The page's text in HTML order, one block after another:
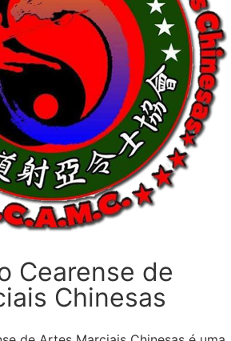
Cearense de
Chinesas